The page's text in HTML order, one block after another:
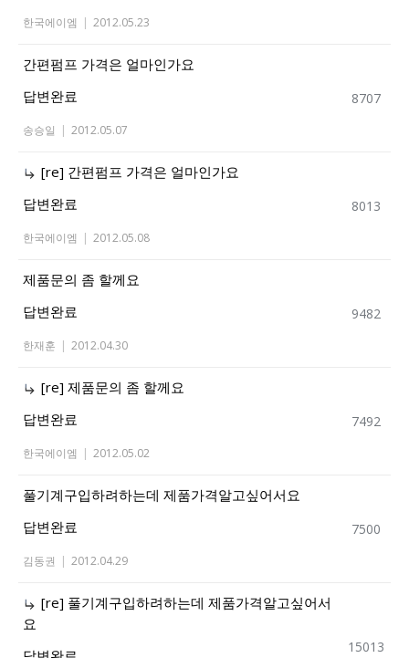
한국에이엠 | 2012.05.23
간편펌프 가격은 얼마인가요
답변완료
송승일 | 2012.05.07
8707
[re] 간편펌프 가격은 얼마인가요
답변완료
한국에이엠 | 2012.05.08
8013
제품문의 좀 할께요
답변완료
한재훈 | 2012.04.30
9482
[re] 제품문의 좀 할께요
답변완료
한국에이엠 | 2012.05.02
7492
풀기계구입하려하는데 제품가격알고싶어서요
답변완료
김동권 | 2012.04.29
7500
[re] 풀기계구입하려하는데 제품가격알고싶어서
요
15013